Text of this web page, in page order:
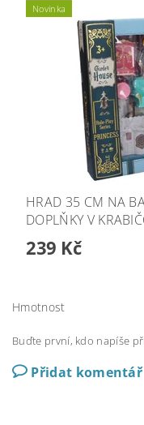
Novinka
HRAD 35 CM NA
DOPLŇKY V
239 Kč
Hmotnost
Buďte první, kdo napíše
Přidat komentář